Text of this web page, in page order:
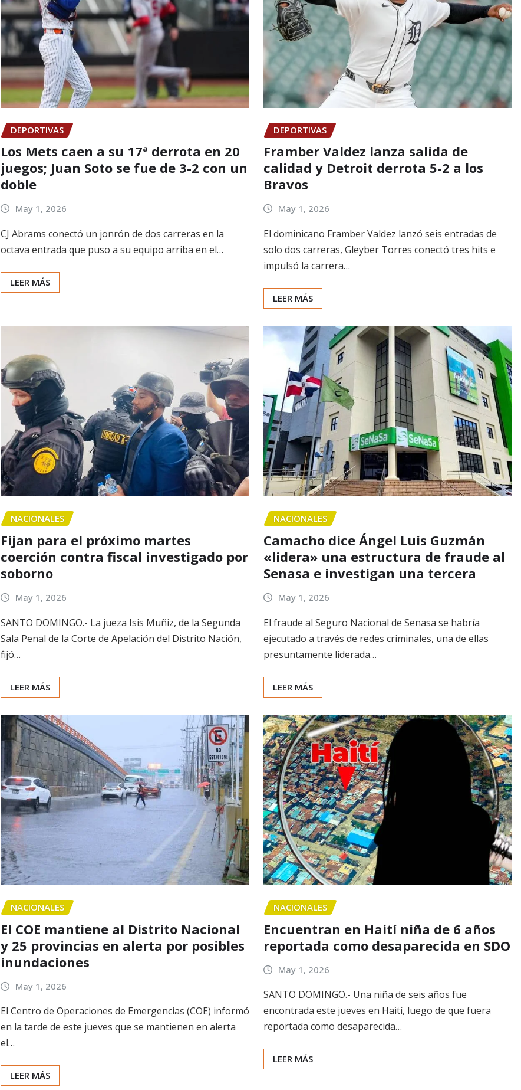
DEPORTIVAS
Los Mets caen a su 17ª derrota en 20
juegos; Juan Soto se fue de 3-2 con un
doble
May 1, 2026
CJ Abrams conectó un jonrón de dos carreras en la
octava entrada que puso a su equipo arriba en el…
LEER MÁS
DEPORTIVAS
Framber Valdez lanza salida de
calidad y Detroit derrota 5-2 a los
Bravos
May 1, 2026
El dominicano Framber Valdez lanzó seis entradas de
solo dos carreras, Gleyber Torres conectó tres hits e
impulsó la carrera…
LEER MÁS
NACIONALES
Fijan para el próximo martes
coerción contra fiscal investigado por
soborno
May 1, 2026
SANTO DOMINGO.- La jueza Isis Muñiz, de la Segunda
Sala Penal de la Corte de Apelación del Distrito Nación,
fijó…
LEER MÁS
NACIONALES
Camacho dice Ángel Luis Guzmán
«lidera» una estructura de fraude al
Senasa e investigan una tercera
May 1, 2026
El fraude al Seguro Nacional de Senasa se habría
ejecutado a través de redes criminales, una de ellas
presuntamente liderada…
LEER MÁS
NACIONALES
El COE mantiene al Distrito Nacional
y 25 provincias en alerta por posibles
inundaciones
May 1, 2026
El Centro de Operaciones de Emergencias (COE) informó
en la tarde de este jueves que se mantienen en alerta
el…
LEER MÁS
NACIONALES
Encuentran en Haití niña de 6 años
reportada como desaparecida en SDO
May 1, 2026
SANTO DOMINGO.- Una niña de seis años fue
encontrada este jueves en Haití, luego de que fuera
reportada como desaparecida…
LEER MÁS